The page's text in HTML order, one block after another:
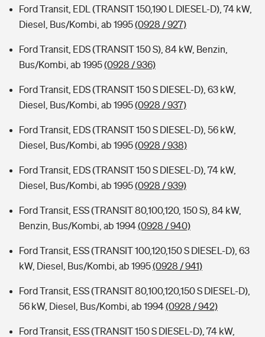
Ford Transit, EDL (TRANSIT 150,190 L DIESEL-D), 74 kW,
Diesel, Bus/Kombi, ab 1995(0928 / 927)
Ford Transit, EDS (TRANSIT 150 S), 84 kW, Benzin,
Bus/Kombi, ab 1995(0928 / 936)
Ford Transit, EDS (TRANSIT 150 S DIESEL-D), 63 kW,
Diesel, Bus/Kombi, ab 1995(0928 / 937)
Ford Transit, EDS (TRANSIT 150 S DIESEL-D), 56 kW,
Diesel, Bus/Kombi, ab 1995(0928 / 938)
Ford Transit, EDS (TRANSIT 150 S DIESEL-D), 74 kW,
Diesel, Bus/Kombi, ab 1995(0928 / 939)
Ford Transit, ESS (TRANSIT 80,100,120, 150 S), 84 kW,
Benzin, Bus/Kombi, ab 1994(0928 / 940)
Ford Transit, ESS (TRANSIT 100,120,150 S DIESEL-D), 63
kW, Diesel, Bus/Kombi, ab 1995(0928 / 941)
Ford Transit, ESS (TRANSIT 80,100,120,150 S DIESEL-D),
56 kW, Diesel, Bus/Kombi, ab 1994(0928 / 942)
Ford Transit, ESS (TRANSIT 150 S DIESEL-D), 74 kW,